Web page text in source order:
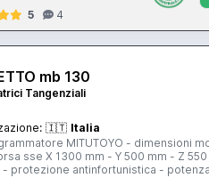
5
4
mb 130
Tangenziali
🇮🇹 Italia
MITUTOYO - dimensioni
sse X 1300 mm - Y 500 mm - Z
protezione antinfortunistica -